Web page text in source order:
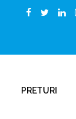
PRETURI